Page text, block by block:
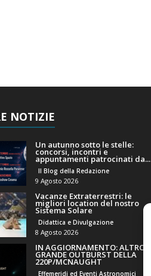
NOTIZIE
Un autunno sotto le stelle:
concorsi, incontri e
appuntamenti patrocinati da...
Il Blog della Redazione
9 Agosto 2026
Vacanze Extraterrestri: le
migliori location del nostro
Sistema Solare
Didattica e Divulgazione
8 Agosto 2026
IN AGGIORNAMENTO: ALTRO
GRANDE OUTBURST DELLA
220P/MCNAUGHT
Effemeridi ed Eventi Astronomici